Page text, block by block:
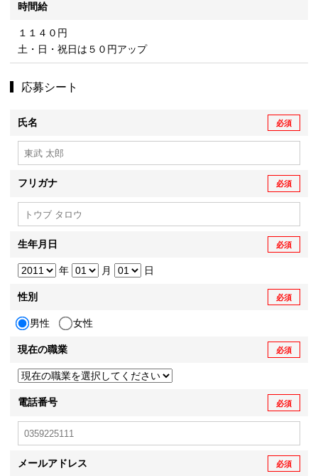
時間給
１１４０円
土・日・祝日は５０円アップ
応募シート
氏名 必須
フリガナ 必須
生年月日 必須
年 月 日
性別 必須
男性 女性
現在の職業 必須
電話番号 必須
メールアドレス 必須